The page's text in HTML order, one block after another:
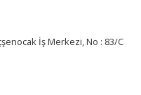
İş Merkezi, No : 83/C